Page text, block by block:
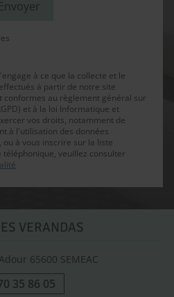
à ce que la collecte et le
à partir de notre site
conformes au règlement général sur
et à la loi Informatique et
vos droits, notamment de
à l'utilisation des données
à vous inscrire sur la liste
veuillez consulter
VERANDAS
65600 SEMEAC
35 86 05